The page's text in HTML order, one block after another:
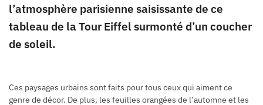
l’atmosphère parisienne saisissante de ce
tableau de la Tour Eiffel surmonté d’un coucher
de soleil.
Ces paysages urbains sont faits pour tous ceux qui aiment ce
genre de décor. De plus, les feuilles orangées de l’automne et les